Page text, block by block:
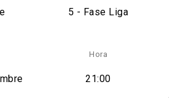
5 - Fase Liga
Hora
21:00